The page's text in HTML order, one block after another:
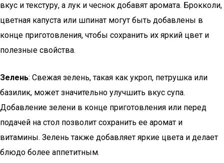
вкус и текстуру, а лук и чеснок добавят аромата. Брокколи,
цветная капуста или шпинат могут быть добавлены в
конце приготовления, чтобы сохранить их яркий цвет и
полезные свойства.
Зелень: Свежая зелень, такая как укроп, петрушка или
базилик, может значительно улучшить вкус супа.
Добавление зелени в конце приготовления или перед
подачей на стол позволит сохранить ее аромат и
витамины. Зелень также добавляет яркие цвета и делает
блюдо более аппетитным.